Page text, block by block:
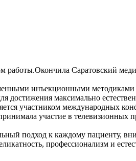
работы.Окончила Саратовский
инъекционными
достижения максимально
участником международных
участие в телевизионных
подход к каждому пациенту,
профессионализм и